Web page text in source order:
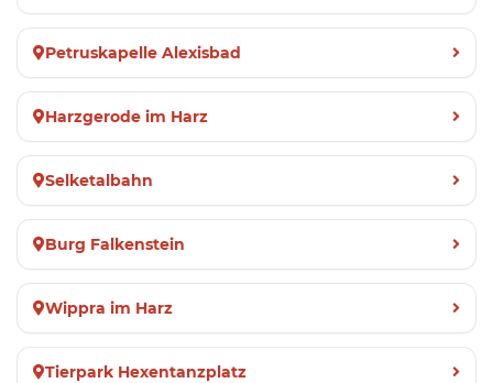
Petruskapelle Alexisbad
Harzgerode im Harz
Selketalbahn
Burg Falkenstein
Wippra im Harz
Tierpark Hexentanzplatz